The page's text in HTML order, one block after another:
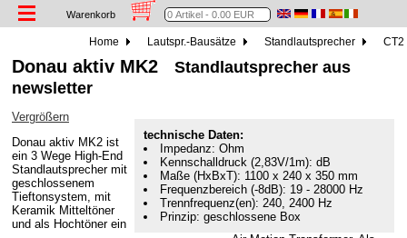
Warenkorb
Home Lautspr.-Bausätze Standlautsprecher CT2
Donau aktiv MK2 Standlautsprecher aus
newsletter
technische Daten:
Impedanz: Ohm
Kennschalldruck (2,83V/1m): dB
Maße (HxBxT): 1100 x 240 x 350 mm
Frequenzbereich (-8dB): 19 - 28000 Hz
Trennfrequenz(en): 240, 2400 Hz
Prinzip: geschlossene Box
Vergrößern
Donau aktiv MK2 ist
ein 3 Wege High-End
Standlautsprecher mit
geschlossenem
Tieftonsystem, mit
Keramik Mitteltöner
und als Hochtöner ein